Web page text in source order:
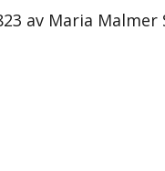
av Maria Malmer